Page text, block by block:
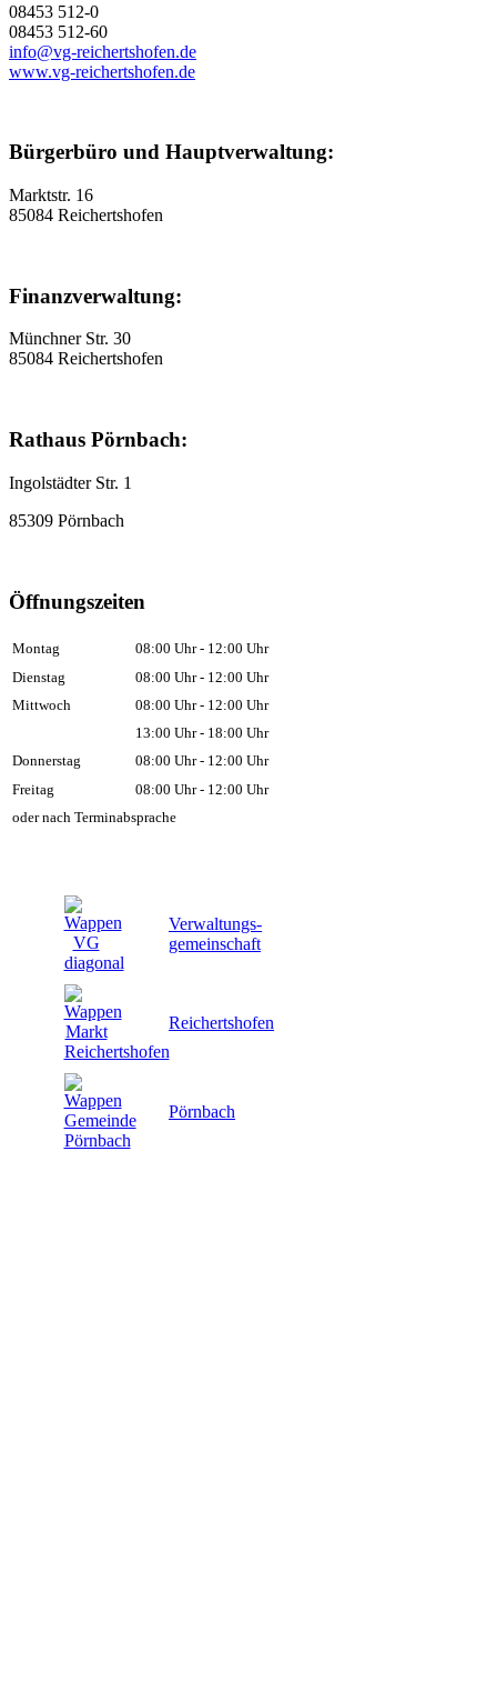
08453 512-0
08453 512-60
info@vg-reichertshofen.de
www.vg-reichertshofen.de
Bürgerbüro und Hauptverwaltung:
Marktstr. 16
85084 Reichertshofen
Finanzverwaltung:
Münchner Str. 30
85084 Reichertshofen
Rathaus Pörnbach:
Ingolstädter Str. 1
85309 Pörnbach
Öffnungszeiten
Montag
08:00 Uhr - 12:00 Uhr
Dienstag
08:00 Uhr - 12:00 Uhr
Mittwoch
08:00 Uhr - 12:00 Uhr
13:00 Uhr - 18:00 Uhr
Donnerstag
08:00 Uhr - 12:00 Uhr
Freitag
08:00 Uhr - 12:00 Uhr
oder nach Terminabsprache
Verwaltungs-
gemeinschaft
Reichertshofen
Pörnbach